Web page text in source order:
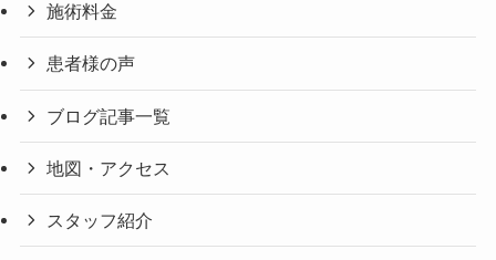
施術料金
患者様の声
ブログ記事一覧
地図・アクセス
スタッフ紹介